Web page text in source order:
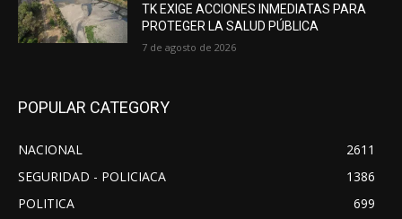
TK EXIGE ACCIONES INMEDIATAS PARA
PROTEGER LA SALUD PÚBLICA
7 de agosto de 2026
POPULAR CATEGORY
NACIONAL
2611
SEGURIDAD - POLICIACA
1386
POLITICA
699